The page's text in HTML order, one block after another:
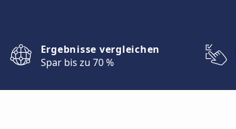
Ergebnisse vergleichen
Spar bis zu 70 %